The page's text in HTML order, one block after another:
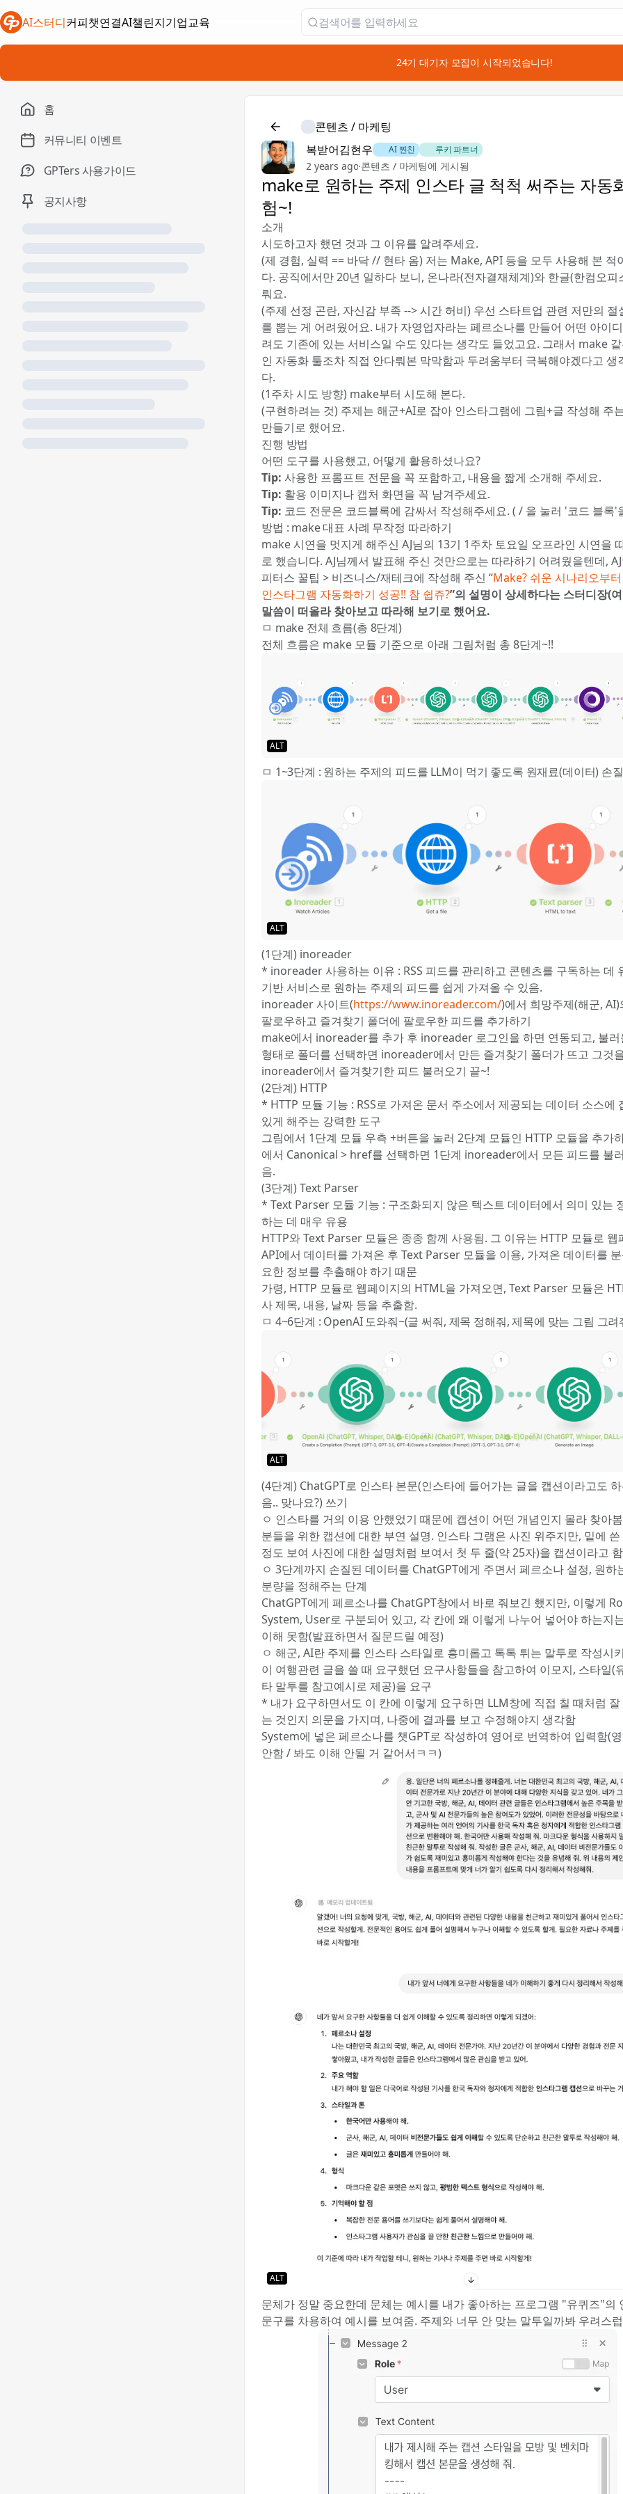
AI스터디커피챗연결
새 탭에서 열림AI챌린지
새 탭에서 열림
기업교육
새 탭에서 열림
📣 24기 대기자 모집이 시작되었습니다!
홈
커뮤니티 이벤트
GPTers 사용가이드
공지사항
콘텐츠 / 마케팅
복받어김현우
🐶 AI 찐친 🎻 루키 파트너
2 years ago·콘텐츠 / 마케팅에 게시됨
make로 원하는 주제 인스타 글 척척 써주는 자동
험~!
소개
‎시도하고자 했던 것과 그 이유를 알려주세요.
(제 경험, 실력 == 바닥 // 현타 옴) 저는 Make, API 등을 모두 사용해 본 적
다. 공직에서만 20년 일하다 보니, 온나라(전자결재체계)와 한글(한컴오피
뤄요.
(주제 선정 곤란, 자신감 부족 --> 시간 허비) 우선 스타트업 관련 저만의 절
를 뽑는 게 어려웠어요. 내가 자영업자라는 페르소나를 만들어 어떤 아이
려도 기존에 있는 서비스일 수도 있다는 생각도 들었고요. 그래서 make
인 자동화 툴조차 직접 안다뤄본 막막함과 두려움부터 극복해야겠다고 생
다.
(1주차 시도 방향) make부터 시도해 본다.
(구현하려는 것) 주제는 해군+AI로 잡아 인스타그램에 그림+글 작성해 주
만들기로 했어요.
진행 방법
‎어떤 도구를 사용했고, 어떻게 활용하셨나요?
Tip: 사용한 프롬프트 전문을 꼭 포함하고, 내용을 짧게 소개해 주세요.
Tip: 활용 이미지나 캡처 화면을 꼭 남겨주세요.
Tip: 코드 전문은 코드블록에 감싸서 작성해주세요. ( / 을 눌러 '코드 블록'
방법 : make 대표 사례 무작정 따라하기
make 시연을 멋지게 해주신 AJ님의 13기 1주차 토요일 오프라인 시연을
로 했습니다. AJ님께서 발표해 주신 것만으로는 따라하기 어려웠을텐데,
피터스 꿀팁 > 비즈니스/재테크에 작성해 주신 “Make? 쉬운 시나리오부
인스타그램 자동화하기 성공!! 참 쉽쥬?”의 설명이 상세하다는 스터디장(
말씀이 떠올라 찾아보고 따라해 보기로 했어요.
ㅁ make 전체 흐름(총 8단계)
전체 흐름은 make 모듈 기준으로 아래 그림처럼 총 8단계~!!
ALT
ㅁ 1~3단계 : 원하는 주제의 피드를 LLM이 먹기 좋도록 원재료(데이터) 손
ALT
(1단계) inoreader
* inoreader 사용하는 이유 : RSS 피드를 관리하고 콘텐츠를 구독하는 데
기반 서비스로 원하는 주제의 피드를 쉽게 가져올 수 있음.
inoreader 사이트(https://www.inoreader.com/)에서 희망주제(해군,
팔로우하고 즐겨찾기 폴더에 팔로우한 피드를 추가하기
make에서 inoreader를 추가 후 inoreader 로그인을 하면 연동되고, 불러
형태로 폴더를 선택하면 inoreader에서 만든 즐겨찾기 폴더가 뜨고 그것
inoreader에서 즐겨찾기한 피드 불러오기 끝~!
(2단계) HTTP
* HTTP 모듈 기능 : RSS로 가져온 문서 주소에서 제공되는 데이터 소스에
있게 해주는 강력한 도구
그림에서 1단계 모듈 우측 +버튼을 눌러 2단계 모듈인 HTTP 모듈을 추가
에서 Canonical > href를 선택하면 1단계 inoreader에서 모든 피드를 불
음.
(3단계) Text Parser
* Text Parser 모듈 기능 : 구조화되지 않은 텍스트 데이터에서 의미 있는
하는 데 매우 유용
HTTP와 Text Parser 모듈은 종종 함께 사용됨. 그 이유는 HTTP 모듈로 웹
API에서 데이터를 가져온 후 Text Parser 모듈을 이용, 가져온 데이터를
요한 정보를 추출해야 하기 때문
가령, HTTP 모듈로 웹페이지의 HTML을 가져오면, Text Parser 모듈은
사 제목, 내용, 날짜 등을 추출함.
ㅁ 4~6단계 : OpenAI 도와줘~(글 써줘, 제목 정해줘, 제목에 맞는 그림 그려
ALT
(4단계) ChatGPT로 인스타 본문(인스타에 들어가는 글을 캡션이라고도
음.. 맞나요?) 쓰기
ㅇ 인스타를 거의 이용 안했었기 때문에 캡션이 어떤 개념인지 몰라 찾아
분들을 위한 캡션에 대한 부연 설명. 인스타 그램은 사진 위주지만, 밑에
정도 보여 사진에 대한 설명처럼 보여서 첫 두 줄(약 25자)을 캡션이라고
ㅇ 3단계까지 손질된 데이터를 ChatGPT에게 주면서 페르소나 설정, 원하
분량을 정해주는 단계
ChatGPT에게 페르소나를 ChatGPT창에서 바로 줘보긴 했지만, 이렇게
System, User로 구분되어 있고, 각 칸에 왜 이렇게 나누어 넣어야 하는지
이해 못함(발표하면서 질문드릴 예정)
ㅇ 해군, AI란 주제를 인스타 스타일로 흥미롭고 톡톡 튀는 말투로 작성시
이 여행관련 글을 쓸 때 요구했던 요구사항들을 참고하여 이모지, 스타일(
타 말투를 참고예시로 제공)을 요구
* 내가 요구하면서도 이 칸에 이렇게 요구하면 LLM창에 직접 칠 때처럼
는 것인지 의문을 가지며, 나중에 결과를 보고 수정해야지 생각함
System에 넣은 페르소나를 챗GPT로 작성하여 영어로 번역하여 입력함(
안함 / 봐도 이해 안될 거 같어서ㅋㅋ)
ALT
문체가 정말 중요한데 문체는 예시를 내가 좋아하는 프로그램 "유퀴즈"의
문구를 차용하여 예시를 보여줌. 주제와 너무 안 맞는 말투일까봐 우려스